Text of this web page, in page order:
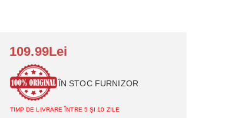
109.99Lei
ÎN STOC FURNIZOR
TIMP DE LIVRARE ÎNTRE 5 ȘI 10 ZILE